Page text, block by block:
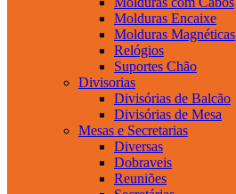
Molduras Encaixe
Molduras Magnéticas
Relógios
Suportes Chão
Divisorias
Divisórias de Balcão
Divisórias de Mesa
Mesas e Secretarias
Diversas
Dobraveis
Reuniões